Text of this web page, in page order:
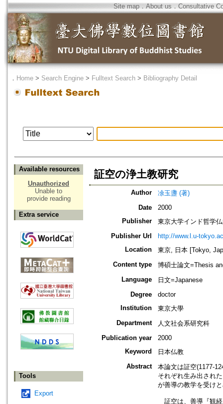
Site map．About us ． Consultative
． Home > Search Engine > Fulltext Search > Bibliography Detail
Available resources
Unauthorized
Unable to
provide reading
Extra service
Tools
Export
証空の浄土教研究
Author
凃玉盞 (著)
Date
2000
Publisher
東京大学インド哲学
Publisher Url
http://www.l.u-
Location
東京, 日本 [Tokyo,
Content type
博碩士論文=Thesis
Language
日文=Japanese
Degree
doctor
Institution
東京大學
Department
人文社会系研究科
Publication year
2000
Keyword
日本仏教
Abstract
本論文は証空(1177-
それぞれ生み出され
が善導の教学を受け
証空は、善導『観経